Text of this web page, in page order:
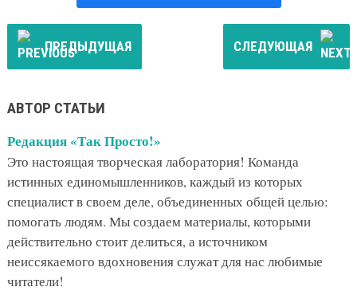
ПРЕДЫДУЩАЯ СЛЕДУЮЩАЯ
АВТОР СТАТЬИ
Редакция «Так Просто!»
Это настоящая творческая лаборатория! Команда
истинных единомышленников, каждый из которых
специалист в своем деле, объединенных общей целью:
помогать людям. Мы создаем материалы, которыми
действительно стоит делиться, а источником
неиссякаемого вдохновения служат для нас любимые
читатели!